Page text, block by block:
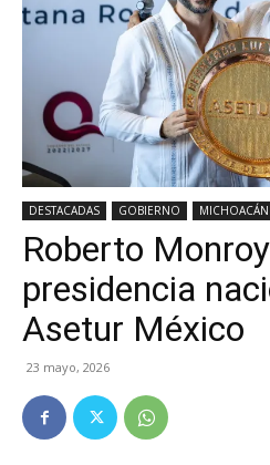
DESTACADAS GOBIERNO MICHOACÁN
Roberto
presidencia
Asetur México
23 mayo, 2026